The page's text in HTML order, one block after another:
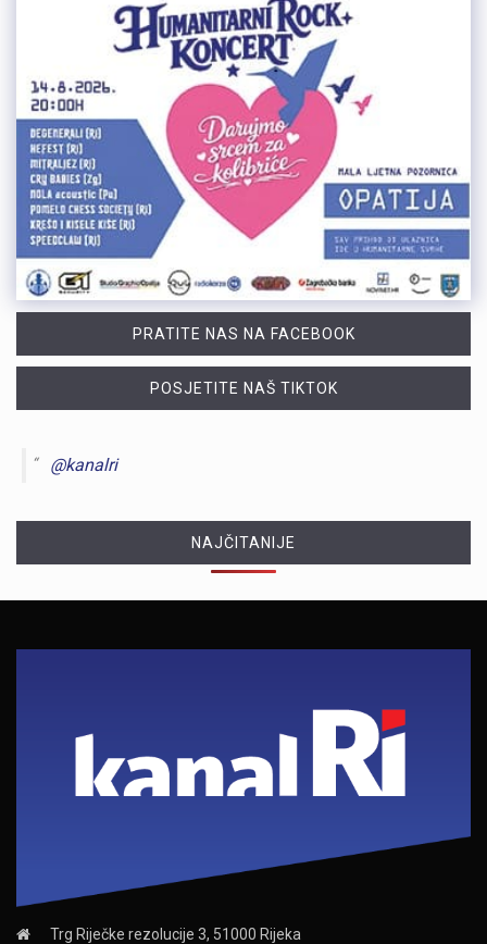
PRATITE NAS NA FACEBOOK
POSJETITE NAŠ TIKTOK
@kanalri
NAJČITANIJE
Trg Riječke rezolucije 3, 51000 Rijeka